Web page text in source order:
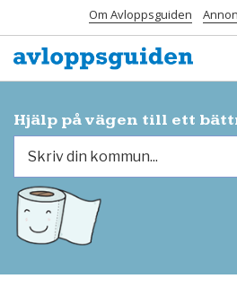
Om Avloppsguiden
Hjälp på vägen till ett